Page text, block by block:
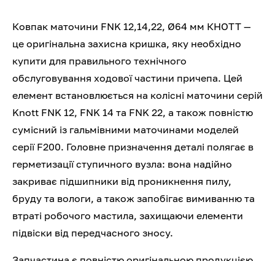
Ковпак маточини FNK 12,14,22, Ø64 мм КНОТТ —
це оригінальна захисна кришка, яку необхідно
купити для правильного технічного
обслуговування ходової частини причепа. Цей
елемент встановлюється на колісні маточини серій
Knott FNK 12, FNK 14 та FNK 22, а також повністю
сумісний із гальмівними маточинами моделей
серії F200. Головне призначення деталі полягає в
герметизації ступичного вузла: вона надійно
закриває підшипники від проникнення пилу,
бруду та вологи, а також запобігає вимиванню та
втраті робочого мастила, захищаючи елементи
підвіски від передчасного зносу.